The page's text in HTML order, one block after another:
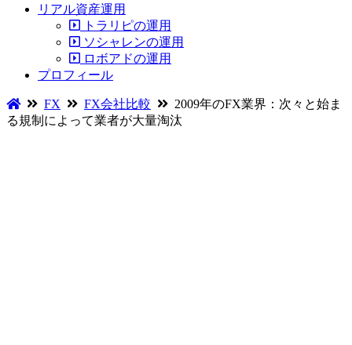
リアル資産運用
トラリピの運用
ソシャレンの運用
ロボアドの運用
プロフィール
FX FX会社比較
2009年のFX業界：次々と始ま
る規制によって業者が大量淘汰